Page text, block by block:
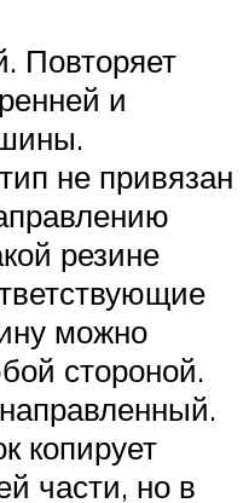
Повторяет
и
не привязан
резине
можно
стороной.
копирует
части, но в